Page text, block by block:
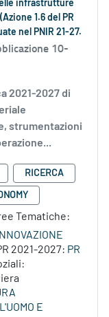
infrastrutture
1.6 del PR
nel PNIR 21-27.
10-
2021-2027 di
strumentazioni
RICERCA
Tematiche:
2021-2027: PR
E